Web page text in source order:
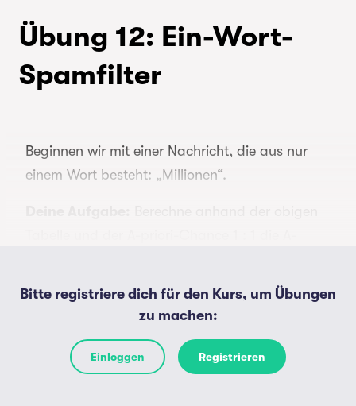
Übung 12: Ein-Wort-
Spamfilter
Beginnen wir mit einer Nachricht, die aus nur
einem Wort besteht: „Millionen“.
Grundlage dieses Wortes – um Spam handelt.
Verwechsle dabei die Chance
Prozentzahl ausgedrückt wird.
Bitte registriere dich für den Kurs, um Übungen
zu machen:
Einloggen Registrieren